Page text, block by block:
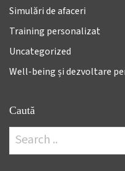
Simulări de afaceri
Training personalizat
Uncategorized
Well-being și dezvoltare
Caută